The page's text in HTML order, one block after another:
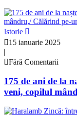
Istorie
15 ianuarie 2025
|
Fără Comentarii
175 de ani de la
veni, copilul